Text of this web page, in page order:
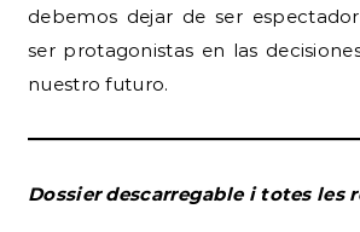
debemos dejar de ser
ser protagonistas en las
nuestro futuro.
Dossier descarregable i totes les